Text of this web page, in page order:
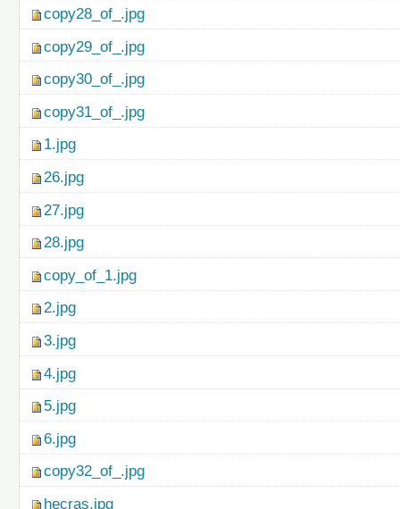
copy28_of_.jpg
copy29_of_.jpg
copy30_of_.jpg
copy31_of_.jpg
1.jpg
26.jpg
27.jpg
28.jpg
copy_of_1.jpg
2.jpg
3.jpg
4.jpg
5.jpg
6.jpg
copy32_of_.jpg
hecras.jpg